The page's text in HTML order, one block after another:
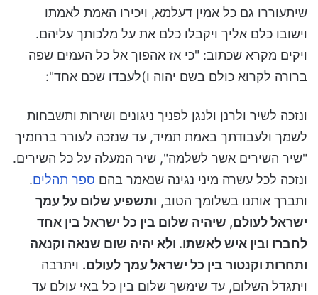
שיתעוררו גם כל אמין דעלמא, ויכירו האמת לאמתו
וישובו כלם אליך ויקבלו כלם את על מלכותך עליהם.
ויקים מקרא שכתוב: "כי אז אהפוך אל כל העמים שפה
ברורה לקרוא כולם בשם יהוה ו)לעבדו שכם אחד":
ונזכה לשיר ולרנן ולנגן לפניך ניגונים ושירות ותשבחות
לשמך ולעבודתך באמת תמיד, עד שנזכה לעורר ברחמיך
"שיר השירים אשר לשלמה", שיר המעלה על כל השירים.
ונזכה לכל עשרה מיני נגינה שנאמר בהם ספר תהלים.
ותברך אותנו בשלומך הטוב, ותשפיע שלום על עמך
ישראל לעולם, שיהיה שלום בין כל ישראל בין אחד
לחברו ובין איש לאשתו. ולא יהיה שום שנאה וקנאה
ותחרות וקנטור בין כל ישראל עמך לעולם. ויתרבה
ויתגדל השלום, עד שימשך שלום בין כל באי עולם עד